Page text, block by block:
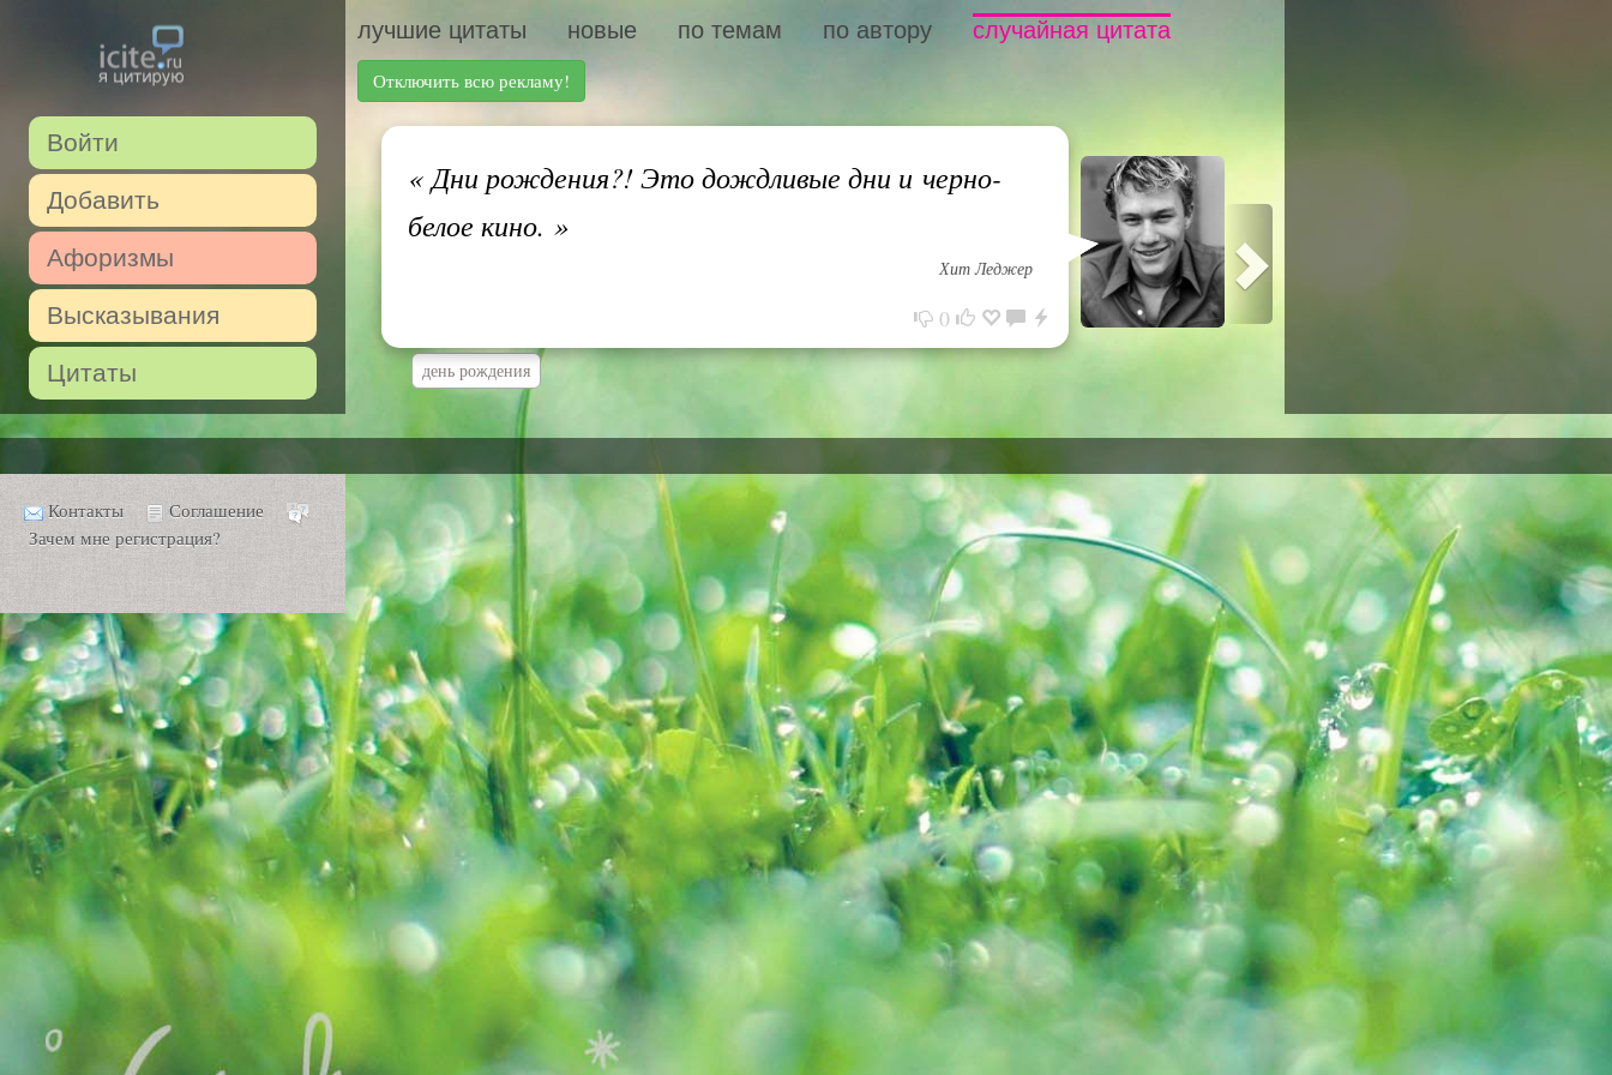
Войти
Добавить
Афоризмы
Высказывания
Цитаты
лучшие цитаты новые по темам по автору случайная цитата
Отключить всю рекламу!
«Дни рождения?! Это дождливые дни и черно-
белое кино. »
Хит Леджер
0
день рождения
Контакты
Соглашение
Зачем мне регистрация?